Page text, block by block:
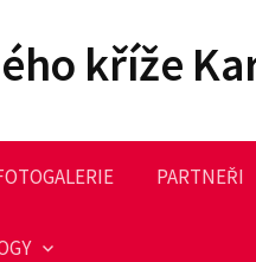
kříže
PARTNEŘI